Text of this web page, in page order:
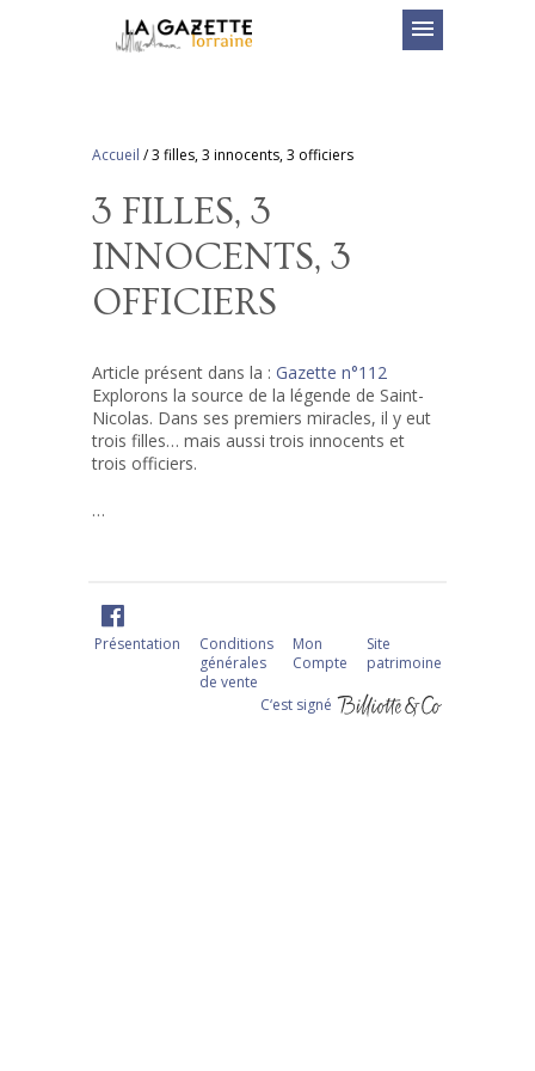
menu
Accueil /3 filles, 3 innocents, 3 officiers
3 FILLES, 3
INNOCENTS, 3
OFFICIERS
Article présent dans la : Gazette n°112
Explorons la source de la légende de Saint-
Nicolas. Dans ses premiers miracles, il y eut
trois filles… mais aussi trois innocents et
trois officiers.
…
Présentation
Conditions
générales
de vente
Mon
Compte
Site
patrimoine
C‘est signé